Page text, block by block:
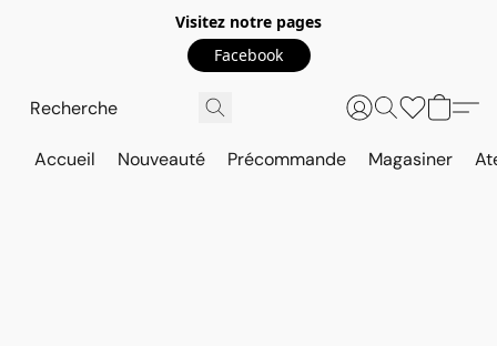
Visitez notre pages
Facebook
Accueil Nouveauté Précommande Magasiner